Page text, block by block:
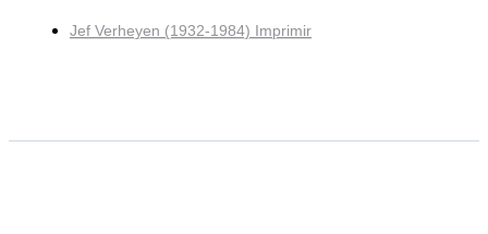
Jef Verheyen (1932-1984) Imprimir